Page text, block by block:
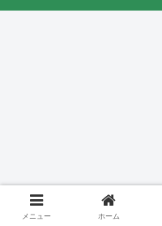
メニュー ホーム